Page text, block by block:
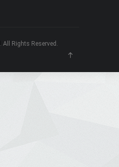
. All Rights Reserved.